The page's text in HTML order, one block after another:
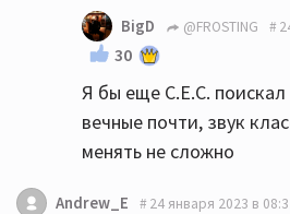
BigD @FROSTING
30
Я бы еще C.E.C.
вечные почти, звук
менять не сложно
Andrew_E 24 января 2023 в